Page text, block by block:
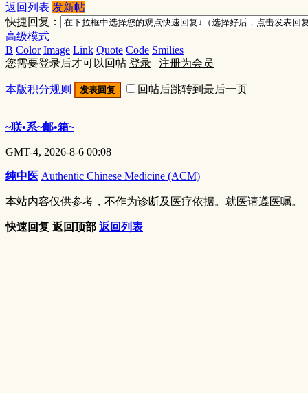
返回列表 发新帖
快捷回复：
高级模式
B Color Image Link Quote Code Smilies
您需要登录后才可以回帖 登录 | 注册为会员
本版积分规则 发表回复 回帖后跳转到最后一页
~联•系~邮•箱~
GMT-4, 2026-8-6 00:08
纯中医 Authentic Chinese Medicine (ACM)
本站内容仅供参考，不作为诊断及医疗依据。就医请遵医嘱。
快速回复 返回顶部 返回列表